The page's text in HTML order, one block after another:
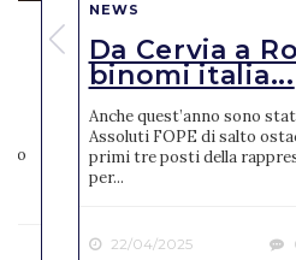
NEWS
Da Cervia a
binomi italia...
Anche quest’anno sono
Assoluti FOPE di salto
primi tre posti della
per...
22/04/2025